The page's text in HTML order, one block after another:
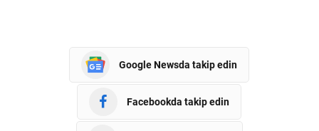
Google Newsda takip edin
Facebookda takip edin